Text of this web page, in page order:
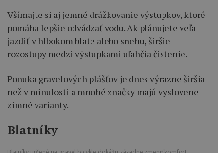
Všímajte si aj jemné drážkovanie výstupkov, ktoré
pomáha lepšie odvádzať vodu. Ak plánujete veľa
jazdiť v hlbokom blate alebo snehu, širšie
rozostupy medzi výstupkami uľahčia čistenie.
Ponuka gravelových plášťov je dnes výrazne širšia
než v minulosti a mnohé značky majú vyslovene
zimné varianty.
Blatníky